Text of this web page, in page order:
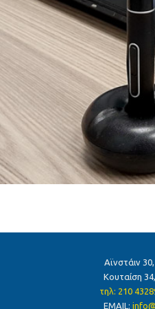
Αϊνστάιν
Κουταίση
τηλ: 210
ΕMAIL: